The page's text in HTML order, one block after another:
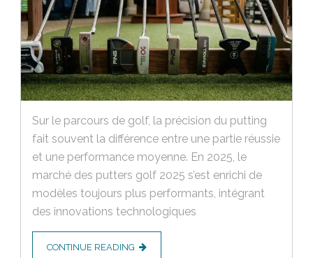
Sur le parcours de golf, la précision du putting
fait souvent la différence entre une partie réussie
et une performance moyenne. En 2025, le
marché des putters golf 2025 s’est enrichi de
modèles toujours plus performants, intégrant
des innovations technologiques
CONTINUE READING